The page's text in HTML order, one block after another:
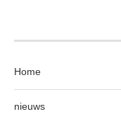
Home
nieuws